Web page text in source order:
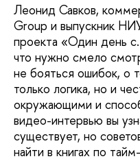
Леонид Савков,
Group и выпускник
проекта «Один день
что нужно смело
не бояться ошибок, о
только логика, но и
окружающими и
видео-интервью вы
существует, но
найти в книгах по